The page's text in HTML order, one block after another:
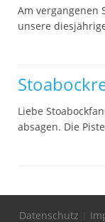
Am vergangenen
unsere
Liebe
absagen. Die
Datenschutz